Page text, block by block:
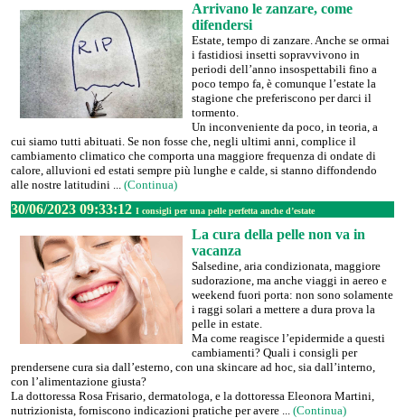
Arrivano le zanzare, come
difendersi
Estate, tempo di zanzare. Anche se ormai
i fastidiosi insetti sopravvivono in
periodi dell’anno insospettabili fino a
poco tempo fa, è comunque l’estate la
stagione che preferiscono per darci il
tormento.
Un inconveniente da poco, in teoria, a
cui siamo tutti abituati. Se non fosse che, negli ultimi anni, complice il
cambiamento climatico che comporta una maggiore frequenza di ondate di
calore, alluvioni ed estati sempre più lunghe e calde, si stanno diffondendo
alle nostre latitudini ... (Continua)
30/06/2023 09:33:12 I consigli per una pelle perfetta anche d’estate
La cura della pelle non va in
vacanza
Salsedine, aria condizionata, maggiore
sudorazione, ma anche viaggi in aereo e
weekend fuori porta: non sono solamente
i raggi solari a mettere a dura prova la
pelle in estate.
Ma come reagisce l’epidermide a questi
cambiamenti? Quali i consigli per
prendersene cura sia dall’esterno, con una skincare ad hoc, sia dall’interno,
con l’alimentazione giusta?
La dottoressa Rosa Frisario, dermatologa, e la dottoressa Eleonora Martini,
nutrizionista, forniscono indicazioni pratiche per avere ... (Continua)